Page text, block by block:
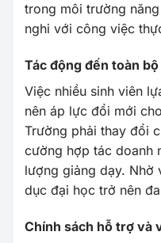
trong môi trường
nghi với công việc
Tác động đến toàn
Việc nhiều sinh viên
nên áp lực đổi mới
Trường phải thay đổi
cường hợp tác doanh
lượng giảng dạy. Nhờ
dục đại học trở nên
Chính sách hỗ trợ và